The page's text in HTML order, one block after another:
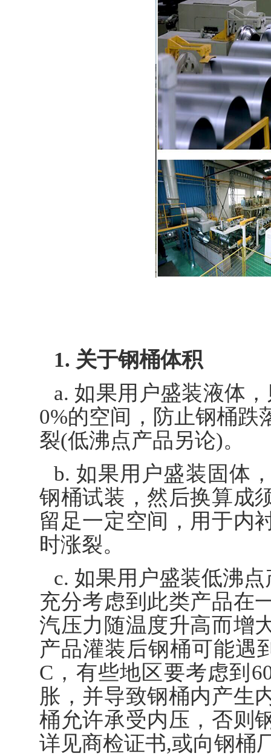
1. 关于钢桶体积
a. 如果用户盛装液体
0%的空间，防止钢桶跌
裂(低沸点产品另论)。
b. 如果用户盛装固体
钢桶试装，然后换算成
留足一定空间，用于内
时涨裂。
c. 如果用户盛装低沸
充分考虑到此类产品在
汽压力随温度升高而增
产品灌装后钢桶可能遇
C，有些地区要考虑到
胀，并导致钢桶内产生
桶允许承受内压，否则
详见商检证书,或向钢桶